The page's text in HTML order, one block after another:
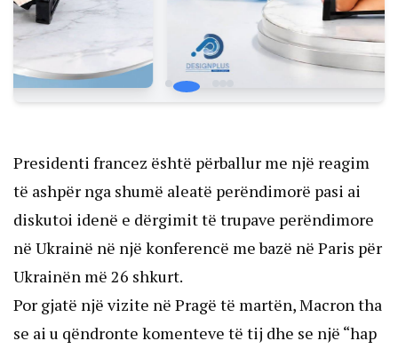
Presidenti francez është përballur me një reagim
të ashpër nga shumë aleatë perëndimorë pasi ai
diskutoi idenë e dërgimit të trupave perëndimore
në Ukrainë në një konferencë me bazë në Paris për
Ukrainën më 26 shkurt.
Por gjatë një vizite në Pragë të martën, Macron tha
se ai u qëndronte komenteve të tij dhe se një “hap